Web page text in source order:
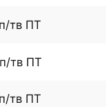
тв ПТ
тв ПТ
тв ПТ